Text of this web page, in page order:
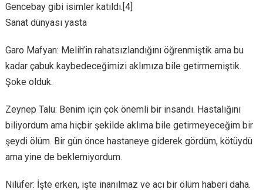
Gencebay gibi isimler katıldı.[4]
Sanat dünyası yasta
Garo Mafyan: Melih’in rahatsızlandığını öğrenmiştik ama bu
kadar çabuk kaybedeceğimizi aklımıza bile getirmemiştik.
Şoke olduk.
Zeynep Talu: Benim için çok önemli bir insandı. Hastalığını
biliyordum ama hiçbir şekilde aklıma bile getirmeyeceğim bir
şeydi ölüm. Bir gün önce hastaneye giderek gördüm, kötüydü
ama yine de beklemiyordum.
Nilüfer: İşte erken, işte inanılmaz ve acı bir ölüm haberi daha.